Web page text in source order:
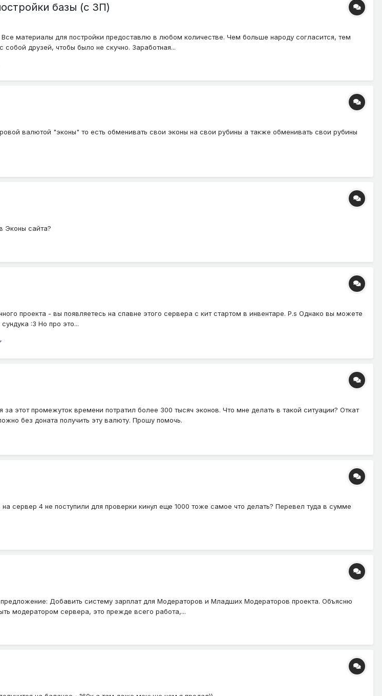
базы (c ЗП)
материалы для постройки предоставлю в любом количестве. Чем больше народу согласится, тем
друзей, чтобы было не скучно. Заработная...
валютой "эконы" то есть обменивать свои эконы на свои рубины а также обменивать свои рубины
Эконы сайта?
проекта - вы появляетесь на спавне этого сервера с кит стартом в инвентаре. P.s Однако вы можете
:3 Но про это...
этот промежуток времени потратил более 300 тысяч эконов. Что мне делать в такой ситуации? Откат
без доната получить эту валюту. Прошу помочь.
сервер 4 не поступили для проверки кинул еще 1000 тоже самое что делать? Перевел туда в сумме
Добавить систему зарплат для Модераторов и Младших Модераторов проекта. Объясню
модератором сервера, это прежде всего работа,...